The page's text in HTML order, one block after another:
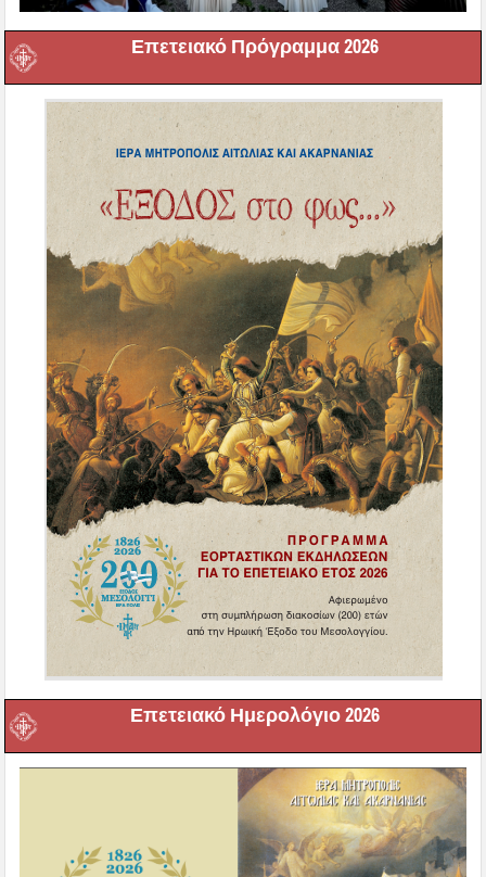
Επετειακό Πρόγραμμα 2026
Επετειακό Ημερολόγιο 2026